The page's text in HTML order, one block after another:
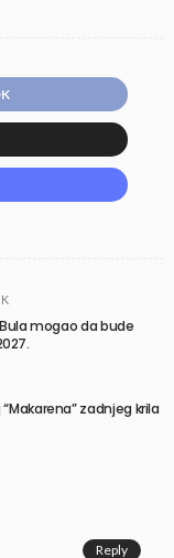
mogao da bude
zadnjeg krila
Reply